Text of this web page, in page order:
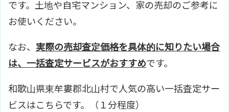
です。土地や自宅マンション、家の売却のご参考に
お使いください。
なお、 実際の売却査定価格を具体的に知りたい場合
は、一括査定サービスがおすすめです。
和歌山県東牟婁郡北山村で人気の高い一括査定サー
ビスはこちらです。（１分程度）